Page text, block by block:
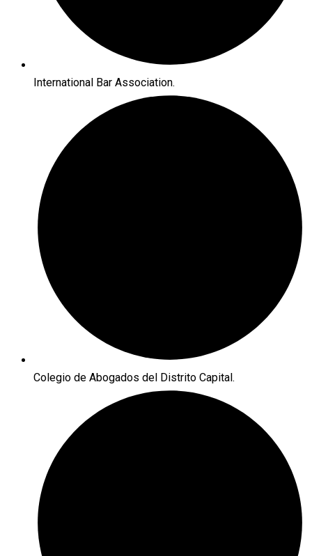
International Bar Association.
Colegio de Abogados del Distrito Capital.